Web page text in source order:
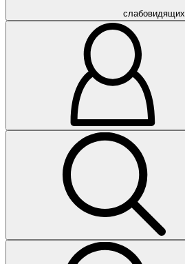
слабовидящих